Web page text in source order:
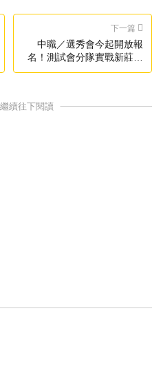
下一篇
中職／選秀會今起開放報
名！測試會分隊實戰新莊登
場
續往下閱讀